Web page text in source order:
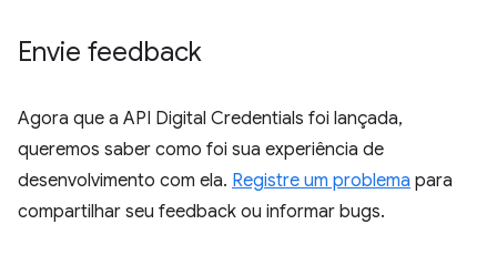
Envie feedback
Agora que a API Digital Credentials foi lançada,
queremos saber como foi sua experiência de
desenvolvimento com ela. Registre um problema para
compartilhar seu feedback ou informar bugs.